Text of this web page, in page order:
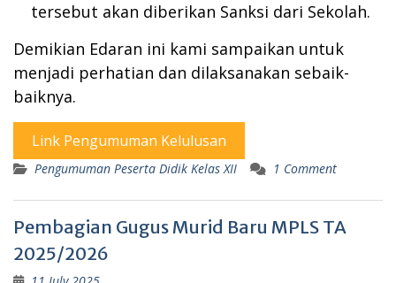
tersebut akan diberikan Sanksi dari Sekolah.
Demikian Edaran ini kami sampaikan untuk
menjadi perhatian dan dilaksanakan sebaik-
baiknya.
Link Pengumuman Kelulusan
Pengumuman Peserta Didik Kelas XII 1 Comment
Pembagian Gugus Murid Baru MPLS TA
2025/2026